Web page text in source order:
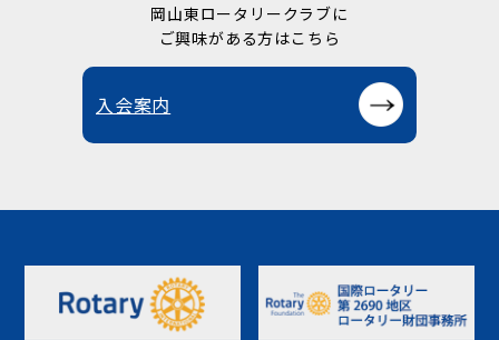
岡山東ロータリークラブに
ご興味がある方はこちら
入会案内